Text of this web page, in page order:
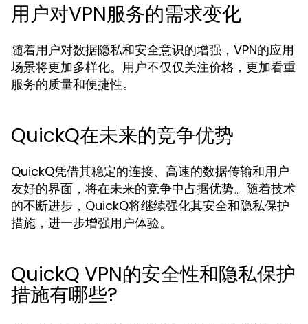
用户对VPN服务的需求变化
随着用户对数据隐私和安全意识的增强，VPN的应用
场景将更加多样化。用户不仅仅关注价格，更加看重
服务的质量和便捷性。
QuickQ在未来的竞争优势
QuickQ凭借其稳定的连接、高速的数据传输和用户
友好的界面，将在未来的竞争中占据优势。随着技术
的不断进步，QuickQ将继续强化其安全和隐私保护
措施，进一步增强用户体验。
QuickQ VPN的安全性和隐私保护
措施有哪些?